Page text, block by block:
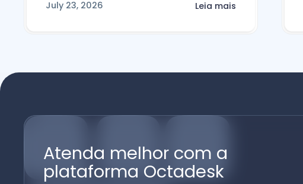
July 23, 2026 Leia mais
Atenda melhor com a
plataforma Octadesk